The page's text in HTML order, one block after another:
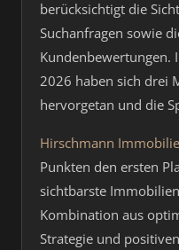
berücksichtigt die
Suchanfragen sowie
Kundenbewertungen.
2026 haben sich drei
hervorgetan und die
Hirschmann
Punkten den ersten
sichtbarste
Kombination aus
Strategie und